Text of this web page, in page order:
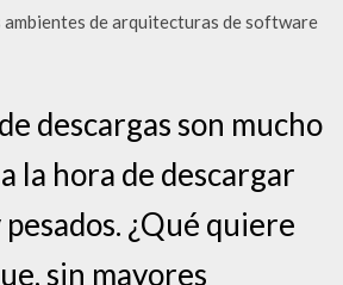
de arquitecturas de software
descargas son mucho
la hora de descargar
¿Qué quiere
sin mayores